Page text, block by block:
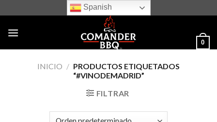
to
content
Spanish
0
INICIO / PRODUCTOS ETIQUETADOS
“#VINODEMADRID”
FILTRAR